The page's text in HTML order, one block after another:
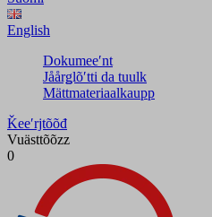
English
Dokumeeʹnt
Jåårǥlõʹtti da tuulk
Mättmateriaalkaupp
Ǩeeʹrjtõõđ
Vuästtõõzz
0